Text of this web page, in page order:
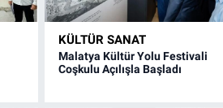
KÜLTÜR SANAT
Malatya Kültür Yolu Festivali
Coşkulu Açılışla Başladı